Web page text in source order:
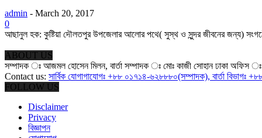
admin - March 20, 2017
0
আছানুল হক: কুষ্টিয়া দৌলতপুর উপজেলার আলোর পথে( সুস্থ ও সুন্দর জীবনের জন্য)
ABOUT US
সম্পাদক ঃ আজমল হোসেন মিলন, বার্তা সম্পাদক ঃ মোঃ কাজী সোহান ঢাকা অফিস ঃ
Contact us: সার্বিক যোগাগাযোগঃ +৮৮ ০১৭১৪-৬২৮৮৮০(সম্পাদক), বার্তা
FOLLOW US
Disclaimer
Privacy
বিজ্ঞাপন